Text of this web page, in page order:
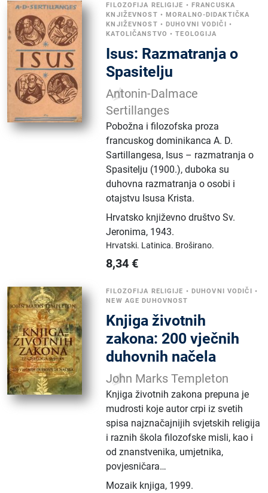
FILOZOFIJA RELIGIJE • FRANCUSKA
KNJIŽEVNOST •MORALNO-DIDAKTIČKA
KNJIŽEVNOST •DUHOVNI VODIČI •
KATOLIČANSTVO •TEOLOGIJA
Isus: Razmatranja o
Spasitelju
Antonin-Dalmace
Sertillanges
Pobožna i filozofska proza
francuskog dominikanca A. D.
Sartillangesa, Isus – razmatranja o
Spasitelju (1900.), duboka su
duhovna razmatranja o osobi i
otajstvu Isusa Krista.
Hrvatsko književno društvo Sv.
Jeronima, 1943.
Hrvatski. Latinica. Broširano.
8,34 €
FILOZOFIJA RELIGIJE • DUHOVNI VODIČI •
NEW AGE DUHOVNOST
Knjiga životnih
zakona: 200 vječnih
duhovnih načela
John Marks Templeton
Knjiga životnih zakona prepuna je
mudrosti koje autor crpi iz svetih
spisa najznačajnijih svjetskih religija
i raznih škola filozofske misli, kao i
od znanstvenika, umjetnika,
povjesničara…
Mozaik knjiga, 1999.